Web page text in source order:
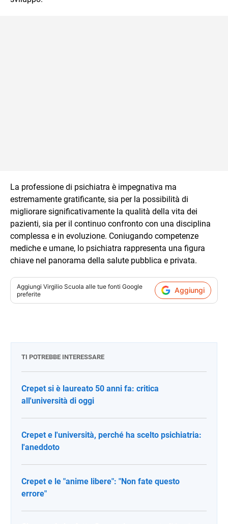
La professione di psichiatra è impegnativa ma
estremamente gratificante, sia per la possibilità di
migliorare significativamente la qualità della vita dei
pazienti, sia per il continuo confronto con una disciplina
complessa e in evoluzione. Coniugando competenze
mediche e umane, lo psichiatra rappresenta una figura
chiave nel panorama della salute pubblica e privata.
Aggiungi Virgilio Scuola alle tue fonti Google
preferite
Aggiungi
TI POTREBBE INTERESSARE
Crepet si è laureato 50 anni fa: critica
all'università di oggi
Crepet e l'università, perché ha scelto psichiatria:
l'aneddoto
Crepet e le "anime libere": "Non fate questo
errore"